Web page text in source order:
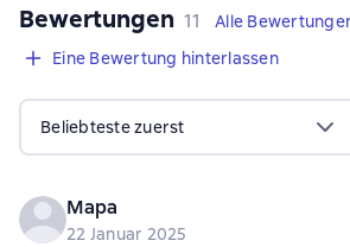
Bewertungen 11
11
Alle
Eine Bewertung hinterlassen
Beliebteste zuerst
Мара
22 Januar 2025